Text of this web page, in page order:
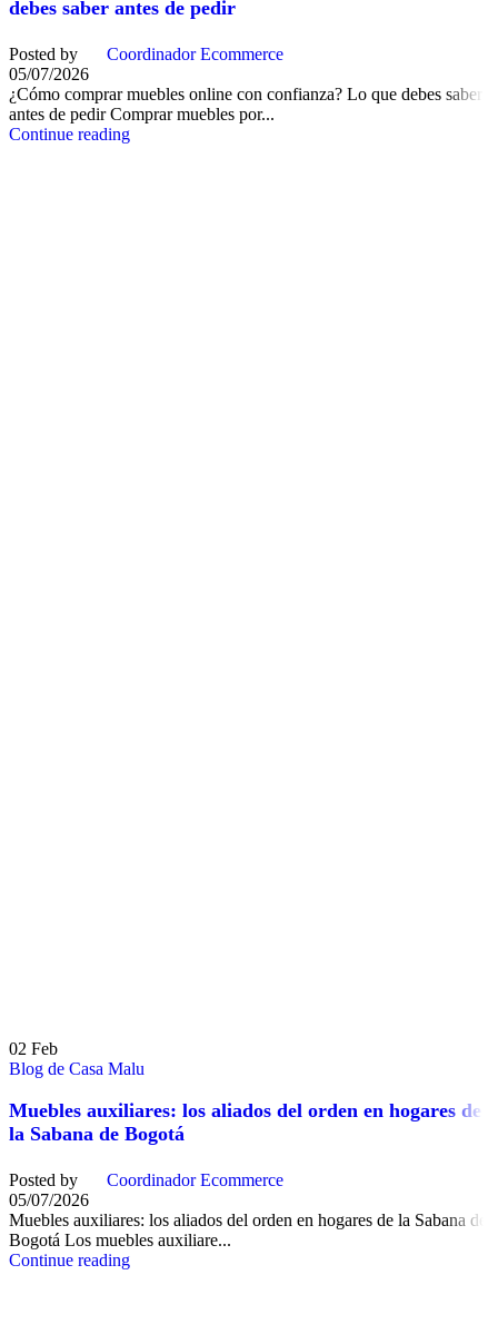
debes saber antes de pedir
Posted by
Coordinador Ecommerce
05/07/2026
¿Cómo comprar muebles online con confianza? Lo que debes saber
antes de pedir Comprar muebles por...
Continue reading
02 Feb
Blog de Casa Malu
Muebles auxiliares: los aliados del orden en hogares de
la Sabana de Bogotá
Posted by
Coordinador Ecommerce
05/07/2026
Muebles auxiliares: los aliados del orden en hogares de la Sabana de
Bogotá Los muebles auxiliare...
Continue reading